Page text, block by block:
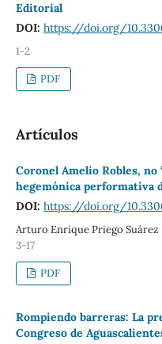
Editorial
DOI: https://doi.org/
1-2
PDF
Artículos
Coronel Amelio Robles, no
hegemónica performativa
DOI: https://doi.org/
Arturo Enrique Priego Suárez
3-17
PDF
Rompiendo barreras: La
Congreso de